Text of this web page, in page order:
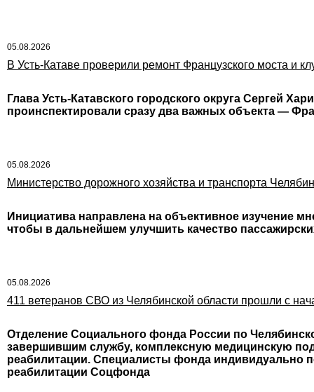
05.08.2026
В Усть-Катаве проверили ремонт Французского моста и
Глава Усть-Катавского городского округа Сергей
проинспектировали сразу два важных объекта —
05.08.2026
Министерство дорожного хозяйства и транспорта
Инициатива направлена на объективное изучение
чтобы в дальнейшем улучшить качество
05.08.2026
411 ветеранов СВО из Челябинской области прошли с
Отделение Социального фонда России по
завершившим службу, комплексную медицинскую
реабилитации. Специалисты фонда индивидуально
реабилитации Соцфонда